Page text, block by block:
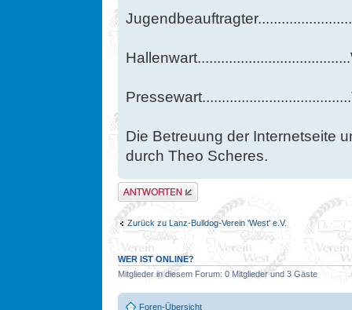
Die Betreuung der Internetseite
durch Theo Scheres.
Antwort erstellen
Zurück zu Lanz-Bulldog-Verein 'West' e.V.
WER IST ONLINE?
Mitglieder in diesem Forum: 0 Mitglieder und 3 Gäste
Foren-Übersicht